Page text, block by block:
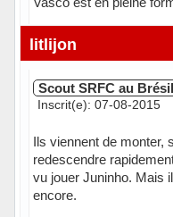
litlijon
Scout SRFC au Brésil
Inscrit(e): 07-08-2015
Ils viennent de monter,
redescendre
vu jouer Juninho. Mais
encore.